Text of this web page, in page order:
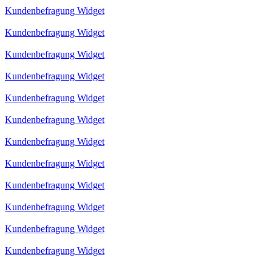
Kundenbefragung Widget
Kundenbefragung Widget
Kundenbefragung Widget
Kundenbefragung Widget
Kundenbefragung Widget
Kundenbefragung Widget
Kundenbefragung Widget
Kundenbefragung Widget
Kundenbefragung Widget
Kundenbefragung Widget
Kundenbefragung Widget
Kundenbefragung Widget